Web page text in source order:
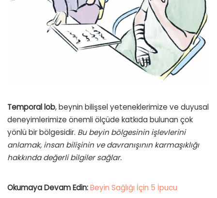
Temporal lob, beynin bilişsel yeteneklerimize ve duyusal
deneyimlerimize önemli ölçüde katkıda bulunan çok
yönlü bir bölgesidir. Bu beyin bölgesinin işlevlerini
anlamak, insan bilişinin ve davranışının karmaşıklığı
hakkında değerli bilgiler sağlar.
Okumaya Devam Edin:Beyin Sağlığı İçin 5 İpucu